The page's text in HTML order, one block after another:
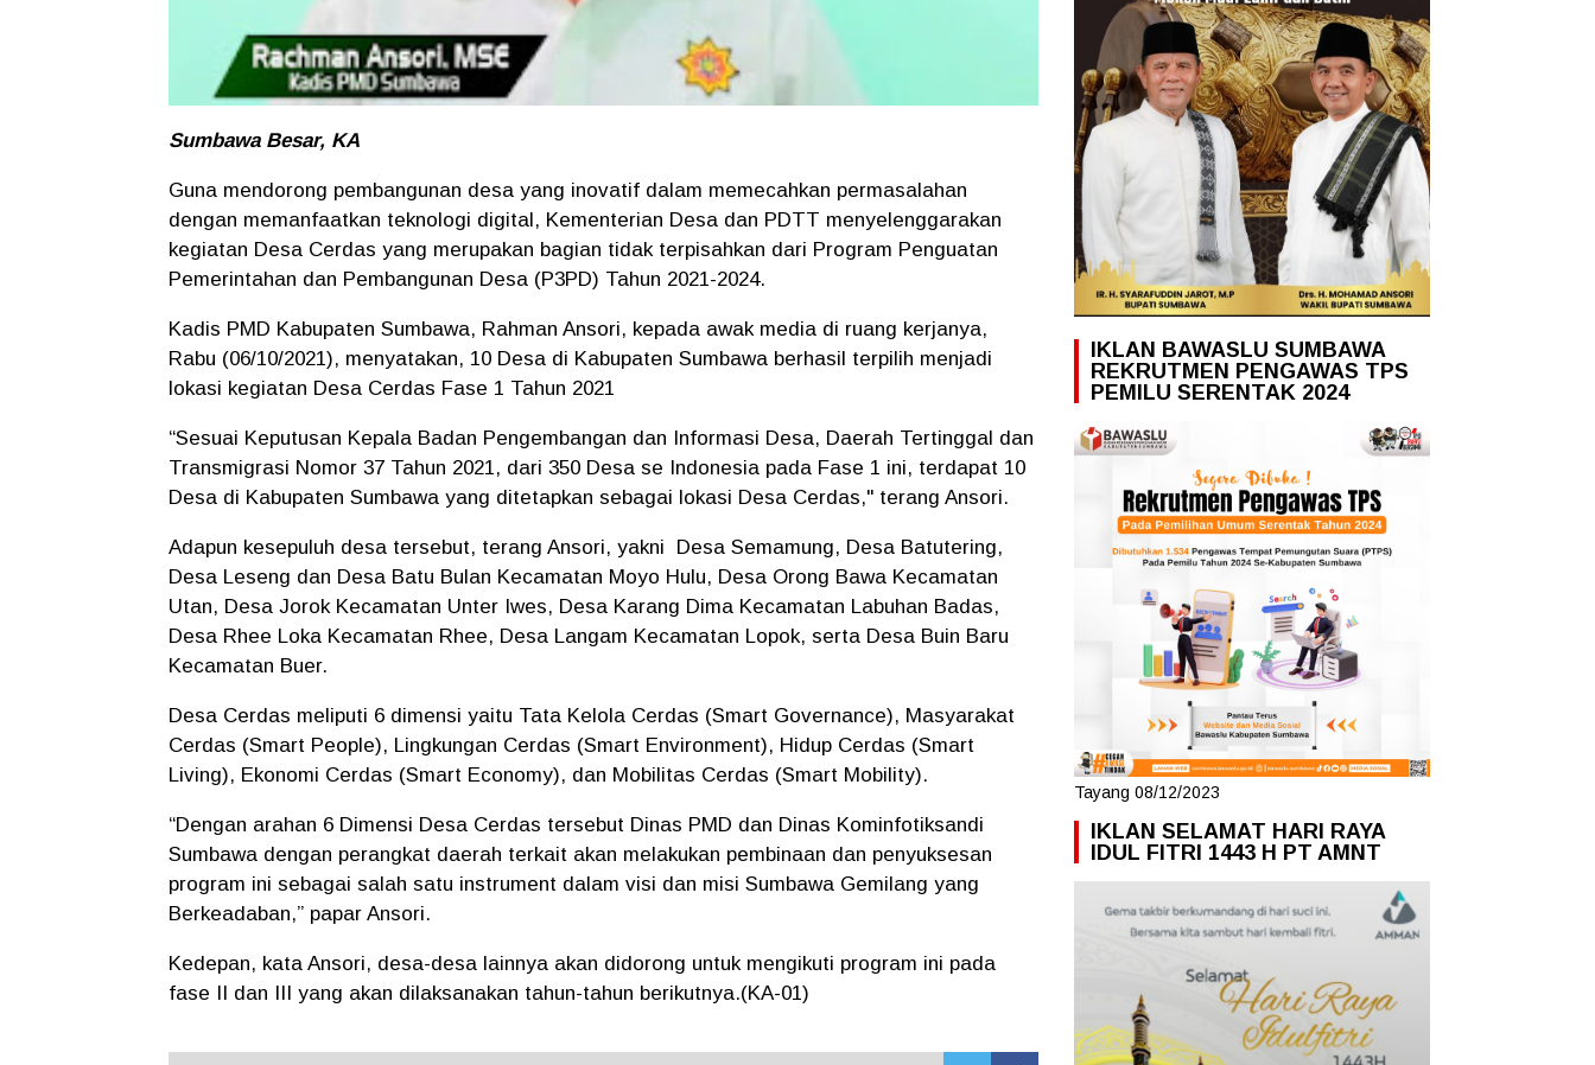
Sumbawa Besar, KA
Guna mendorong pembangunan desa yang inovatif dalam memecahkan permasalahan
dengan memanfaatkan teknologi digital, Kementerian Desa dan PDTT menyelenggarakan
kegiatan Desa Cerdas yang merupakan bagian tidak terpisahkan dari Program Penguatan
Pemerintahan dan Pembangunan Desa (P3PD) Tahun 2021-2024.
Kadis PMD Kabupaten Sumbawa, Rahman Ansori, kepada awak media di ruang kerjanya,
Rabu (06/10/2021), menyatakan, 10 Desa di Kabupaten Sumbawa berhasil terpilih menjadi
lokasi kegiatan Desa Cerdas Fase 1 Tahun 2021
“Sesuai Keputusan Kepala Badan Pengembangan dan Informasi Desa, Daerah Tertinggal dan
Transmigrasi Nomor 37 Tahun 2021, dari 350 Desa se Indonesia pada Fase 1 ini, terdapat 10
Desa di Kabupaten Sumbawa yang ditetapkan sebagai lokasi Desa Cerdas," terang Ansori.
Adapun kesepuluh desa tersebut, terang Ansori, yakni Desa Semamung, Desa Batutering,
Desa Leseng dan Desa Batu Bulan Kecamatan Moyo Hulu, Desa Orong Bawa Kecamatan
Utan, Desa Jorok Kecamatan Unter Iwes, Desa Karang Dima Kecamatan Labuhan Badas,
Desa Rhee Loka Kecamatan Rhee, Desa Langam Kecamatan Lopok, serta Desa Buin Baru
Kecamatan Buer.
Desa Cerdas meliputi 6 dimensi yaitu Tata Kelola Cerdas (Smart Governance), Masyarakat
Cerdas (Smart People), Lingkungan Cerdas (Smart Environment), Hidup Cerdas (Smart
Living), Ekonomi Cerdas (Smart Economy), dan Mobilitas Cerdas (Smart Mobility).
“Dengan arahan 6 Dimensi Desa Cerdas tersebut Dinas PMD dan Dinas Kominfotiksandi
Sumbawa dengan perangkat daerah terkait akan melakukan pembinaan dan penyuksesan
program ini sebagai salah satu instrument dalam visi dan misi Sumbawa Gemilang yang
Berkeadaban,” papar Ansori.
Kedepan, kata Ansori, desa-desa lainnya akan didorong untuk mengikuti program ini pada
fase II dan III yang akan dilaksanakan tahun-tahun berikutnya.(KA-01)
IKLAN BAWASLU SUMBAWA
REKRUTMEN PENGAWAS TPS
PEMILU SERENTAK 2024
Tayang 08/12/2023
IKLAN SELAMAT HARI RAYA
IDUL FITRI 1443 H PT AMNT